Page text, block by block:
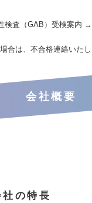
検査（GAB）受検案内
合は、不合格連絡いたし
会社概要
の特長